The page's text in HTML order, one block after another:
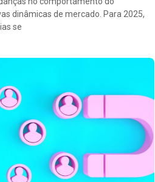
dinâmicas de mercado. Para 2025,
se